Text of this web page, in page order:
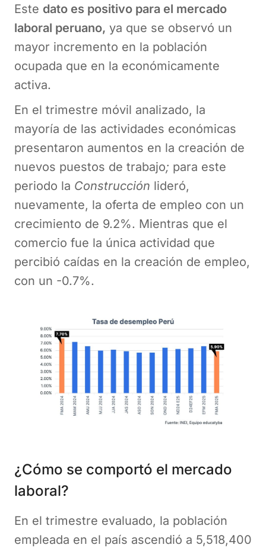
Este dato es positivo para el mercado
laboral peruano, ya que se observó un
mayor incremento en la población
ocupada que en la económicamente
activa.
En el trimestre móvil analizado, la
mayoría de las actividades económicas
presentaron aumentos en la creación de
nuevos puestos de trabajo; para este
periodo la Construcción lideró,
nuevamente, la oferta de empleo con un
crecimiento de 9.2%. Mientras que el
comercio fue la única actividad que
percibió caídas en la creación de empleo,
con un -0.7%.
¿Cómo se comportó el mercado
laboral?
En el trimestre evaluado, la población
empleada en el país ascendió a 5,518,400